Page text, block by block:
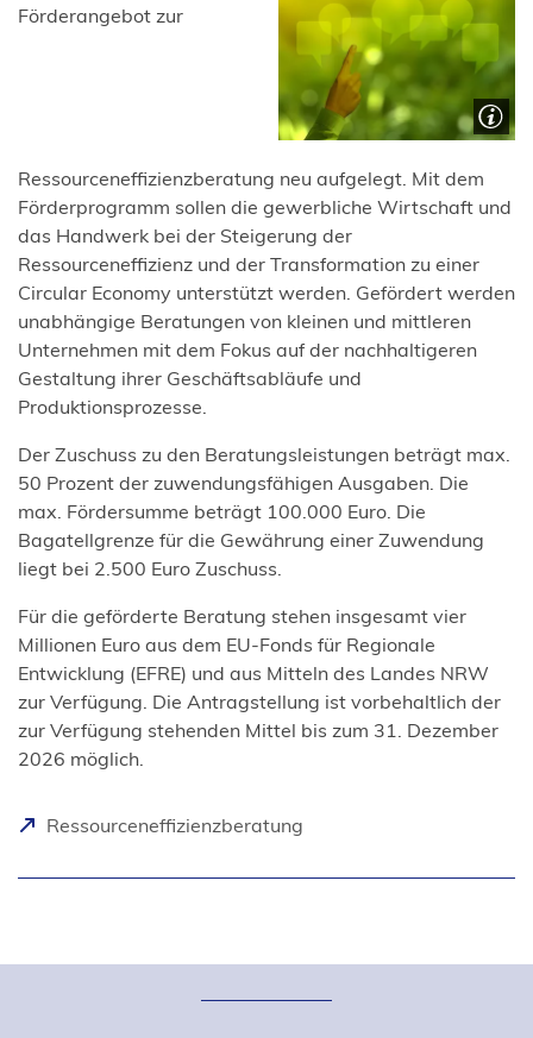
Förderangebot zur
Ressourceneffizienzberatung neu aufgelegt. Mit dem
Förderprogramm sollen die gewerbliche Wirtschaft und
das Handwerk bei der Steigerung der
Ressourceneffizienz und der Transformation zu einer
Circular Economy unterstützt werden. Gefördert werden
unabhängige Beratungen von kleinen und mittleren
Unternehmen mit dem Fokus auf der nachhaltigeren
Gestaltung ihrer Geschäftsabläufe und
Produktionsprozesse.
Der Zuschuss zu den Beratungsleistungen beträgt max.
50 Prozent der zuwendungsfähigen Ausgaben. Die
max. Fördersumme beträgt 100.000 Euro. Die
Bagatellgrenze für die Gewährung einer Zuwendung
liegt bei 2.500 Euro Zuschuss.
Für die geförderte Beratung stehen insgesamt vier
Millionen Euro aus dem EU-Fonds für Regionale
Entwicklung (EFRE) und aus Mitteln des Landes NRW
zur Verfügung. Die Antragstellung ist vorbehaltlich der
zur Verfügung stehenden Mittel bis zum 31. Dezember
2026 möglich.
Ressourceneffizienzberatung
(
f
e